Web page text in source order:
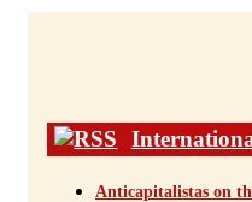
Anticapitalistas on